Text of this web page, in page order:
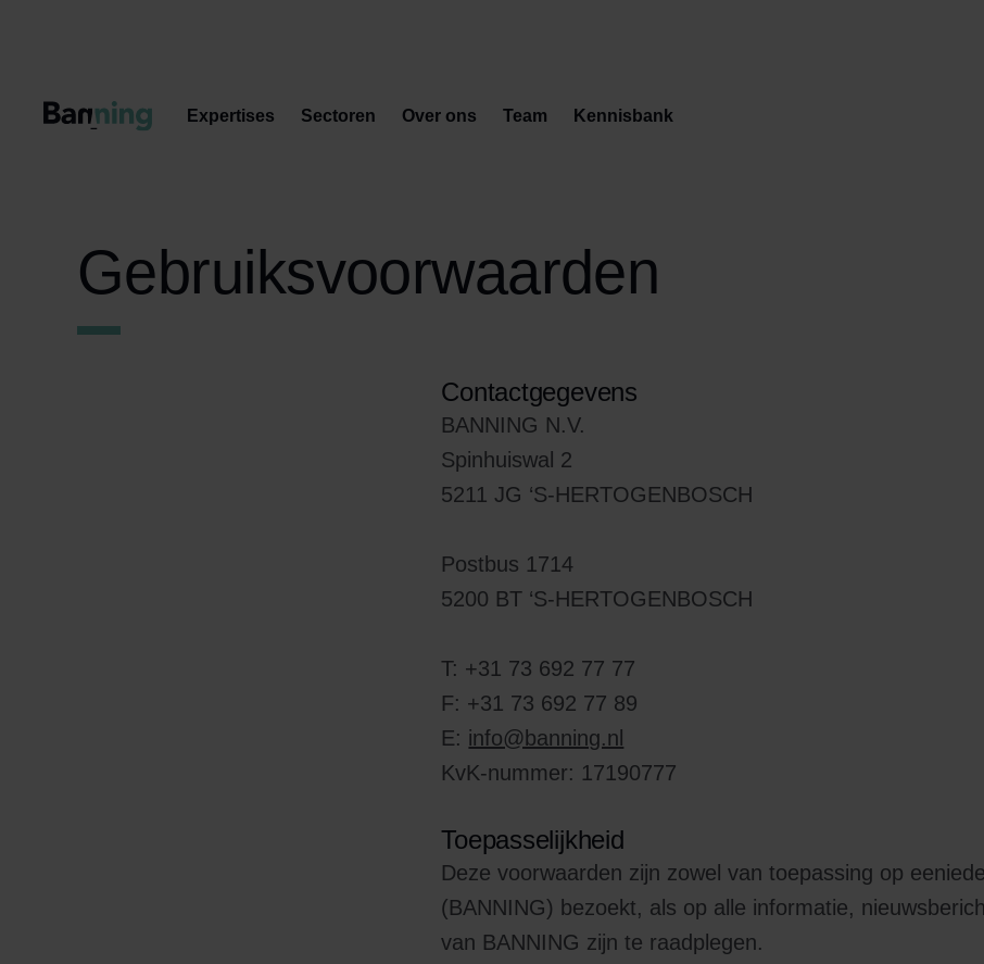
Expertises Sectoren Over ons Team Kennisbank
Gebruiksvoorwaarden
Contactgegevens
BANNING N.V.
Spinhuiswal 2
5211 JG ‘S-HERTOGENBOSCH
Postbus 1714
5200 BT ‘S-HERTOGENBOSCH
T: +31 73 692 77 77
F: +31 73 692 77 89
E: info@banning.nl
KvK-nummer: 17190777
Toepasselijkheid
Deze voorwaarden zijn zowel van toepassing op
(BANNING) bezoekt, als op alle informatie,
van BANNING zijn te raadplegen.